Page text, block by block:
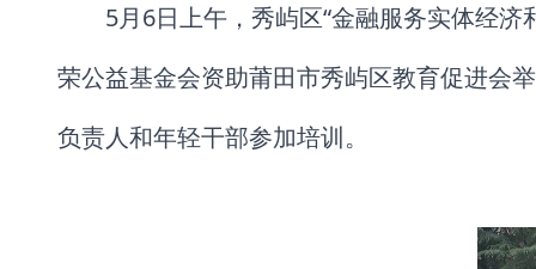
5月6日上午，秀屿区“金融服务实体经
荣公益基金会资助莆田市秀屿区教育促进会
负责人和年轻干部参加培训。